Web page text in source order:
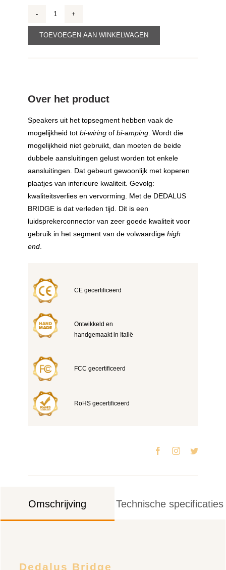
Bridge
TOEVOEGEN AAN WINKELWAGEN
Over het product
Speakers uit het topsegment hebben vaak de
mogelijkheid tot bi-wiringof bi-amping. Wordt die
mogelijkheid niet gebruikt, dan moeten de beide
dubbele aansluitingen gelust worden tot enkele
aansluitingen. Dat gebeurt gewoonlijk met koperen
plaatjes van inferieure kwaliteit. Gevolg:
kwaliteitsverlies en vervorming. Met de DEDALUS
BRIDGE is dat verleden tijd. Dit is een
luidsprekerconnector van zeer goede kwaliteit voor
gebruik in het segment van de volwaardige high
end.
CE gecertificeerd
Ontwikkeld en
handgemaakt in Italië
FCC gecertificeerd
RoHS gecertificeerd
Omschrijving Technische specificaties
Dedalus Bridge